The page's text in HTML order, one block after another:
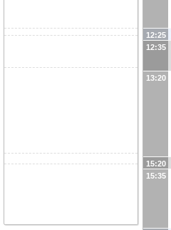
12:25
12:35
13:20
15:20
15:35